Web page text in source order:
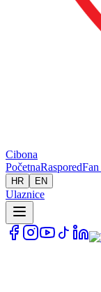
Cibona
PočetnaRaspored
HR EN
Ulaznice